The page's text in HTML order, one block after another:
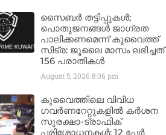
സൈബർ തട്ടിപ്പുകൾ;
പൊതുജനങ്ങൾ ജാഗ്രത
പാലിക്കണമെന്ന് കുവൈത്ത്
സിട്ര: ജൂലൈ മാസം ലഭിച്ചത്
156 പരാതികൾ
August 5, 2026 8:06 pm
കുവൈത്തിലെ വിവിധ
ഗവർണറേറ്റുകളിൽ കർശന
സുരക്ഷാ-ട്രാഫിക്
പരിശോധനകൾ; 12 പേർ